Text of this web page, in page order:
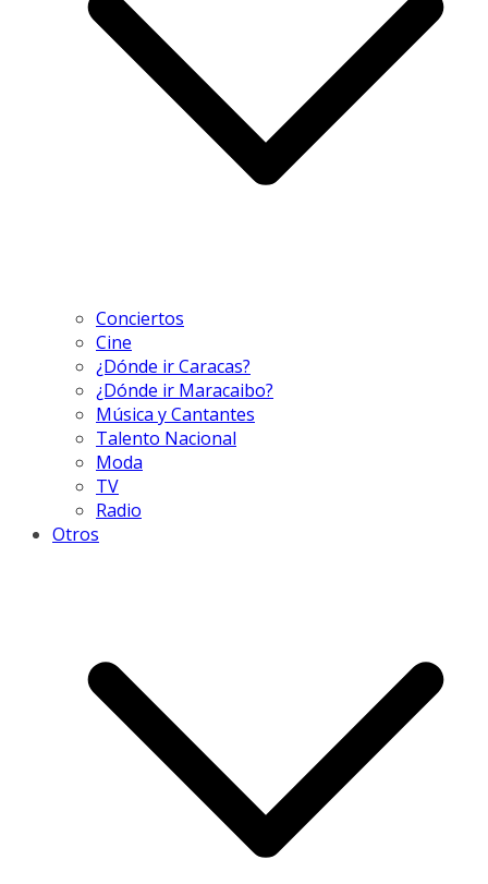
Conciertos
Cine
¿Dónde ir Caracas?
¿Dónde ir Maracaibo?
Música y Cantantes
Talento Nacional
Moda
TV
Radio
Otros